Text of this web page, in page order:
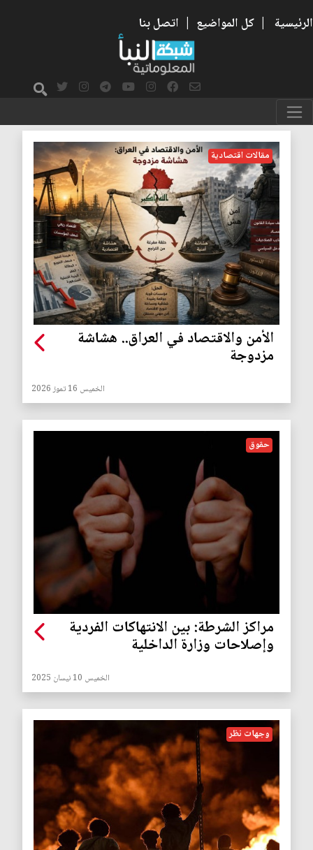
الرئيسية | كل المواضيع | اتصل بنا
الشرطة
مقالات اقتصادية
الأمن والاقتصاد في العراق.. هشاشة
مزدوجة
الخميس 16 تموز 2026
حقوق
مراكز الشرطة: بين الانتهاكات الفردية
وإصلاحات وزارة الداخلية
الخميس 10 نيسان 2025
وجهات نظر